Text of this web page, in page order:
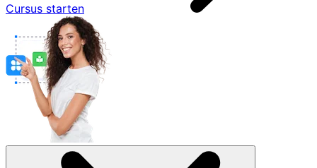
Cursus starten